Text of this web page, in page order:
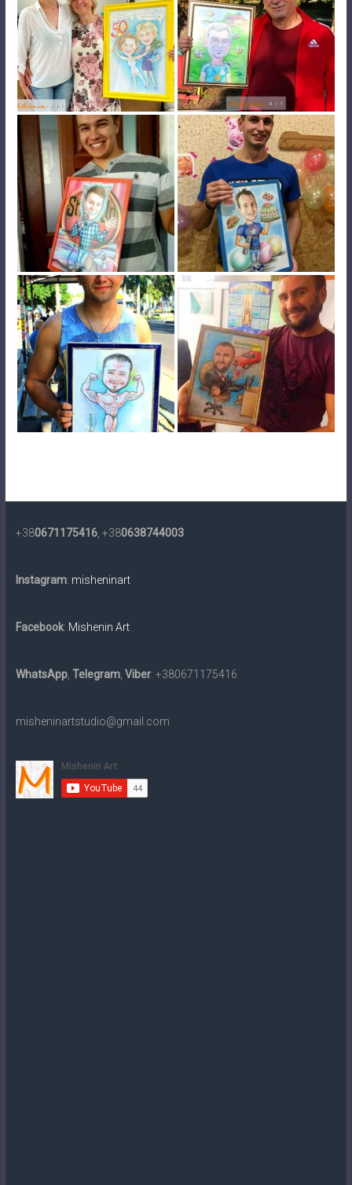
+380671175416, +380638744003
Instagram: misheninart
Facebook: Mishenin Art
WhatsApp, Telegram, Viber: +380671175416
misheninartstudio@gmail.com